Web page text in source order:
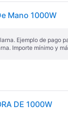
Mano 1000W
Ejemplo de pago
Importe mínimo y
DE 1000W